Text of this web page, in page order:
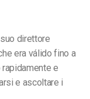
direttore
era válido fino a
e
e ascoltare i